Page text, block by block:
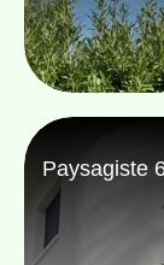
Paysagiste